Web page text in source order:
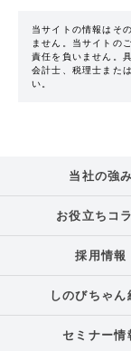
当サイトの情報はそ
ません。当サイトの
責任を負いません。
会計士、税理士また
い。
当社の強み
お役立ちコ
採用情報
しのびちゃん
セミナー情